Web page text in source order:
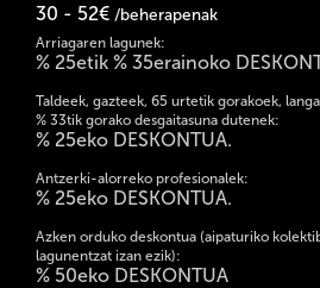
30 - 52€ /beherapenak
Arriagaren lagunek:
% 25etik % 35erainoko
Taldeek, gazteek, 65 urtetik gorakoek,
% 33tik gorako desgaitasuna dutenek:
% 25eko DESKONTUA.
Antzerki-alorreko profesionalek:
% 25eko DESKONTUA.
Azken orduko deskontua (aipaturiko
lagunentzat izan ezik):
% 50eko DESKONTUA